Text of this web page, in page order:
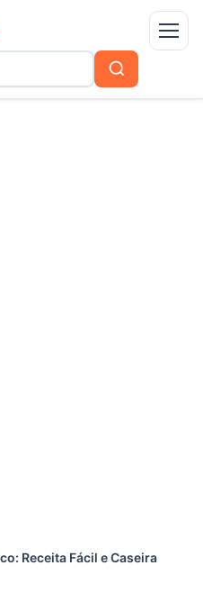
Menu
Buscar
Receita Fácil e Caseira